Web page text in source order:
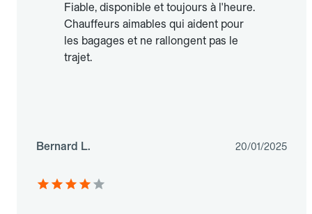
Fiable, disponible et toujours à l'heure.
Chauffeurs aimables qui aident pour
les bagages et ne rallongent pas le
trajet.
Bernard L. 20/01/2025